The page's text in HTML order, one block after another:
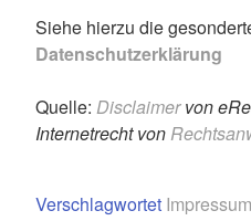
Siehe hierzu die
Datenschutzerklärung
Quelle: Disclaimervon
Internetrecht von
Verschlagwortet Impressum